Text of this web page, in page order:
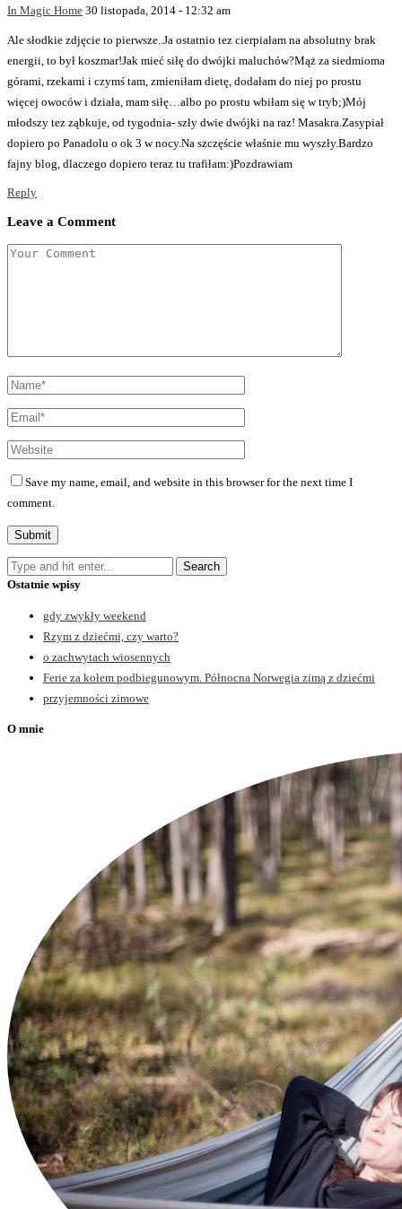
In Magic Home 30 listopada, 2014 - 12:32 am
Ale słodkie zdjęcie to pierwsze..Ja ostatnio tez cierpiałam na absolutny brak
energii, to był koszmar!Jak mieć siłę do dwójki maluchów?Mąż za siedmioma
górami, rzekami i czymś tam, zmieniłam dietę, dodałam do niej po prostu
więcej owoców i działa, mam siłę…albo po prostu wbiłam się w tryb;)Mój
młodszy tez ząbkuje, od tygodnia- szły dwie dwójki na raz! Masakra.Zasypiał
dopiero po Panadolu o ok 3 w nocy.Na szczęście właśnie mu wyszły.Bardzo
fajny blog, dlaczego dopiero teraz tu trafiłam:)Pozdrawiam
Reply
Leave a Comment
Save my name, email, and website in this browser for the next time I
comment.
Ostatnie wpisy
gdy zwykły weekend
Rzym z dziećmi, czy warto?
o zachwytach wiosennych
Ferie za kołem podbiegunowym. Północna Norwegia zimą z dziećmi
przyjemności zimowe
O mnie